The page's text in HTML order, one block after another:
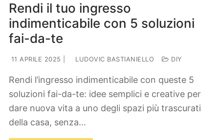
Rendi il tuo ingresso
indimenticabile con 5 soluzioni
fai-da-te
11 APRILE 2025 LUDOVIC BASTIANIELLO DIY
Rendi l’ingresso indimenticabile con queste 5
soluzioni fai-da-te: idee semplici e creative per
dare nuova vita a uno degli spazi più trascurati
della casa, senza…